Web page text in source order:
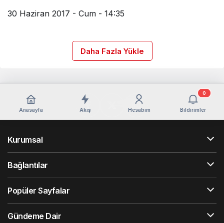
30 Haziran 2017 - Cum - 14:35
Daha Fazla Yükle
Anasayfa Akış Hesabım Bildirimler
0
Kurumsal
Bağlantılar
Popüler Sayfalar
Gündeme Dair